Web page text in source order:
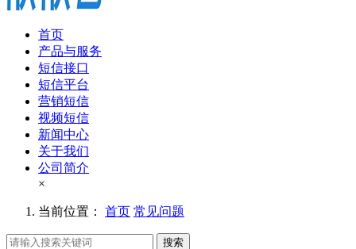
首页
产品与服务
短信接口
短信平台
营销短信
视频短信
新闻中心
关于我们
公司简介
×
当前位置： 首页 常见问题
搜索